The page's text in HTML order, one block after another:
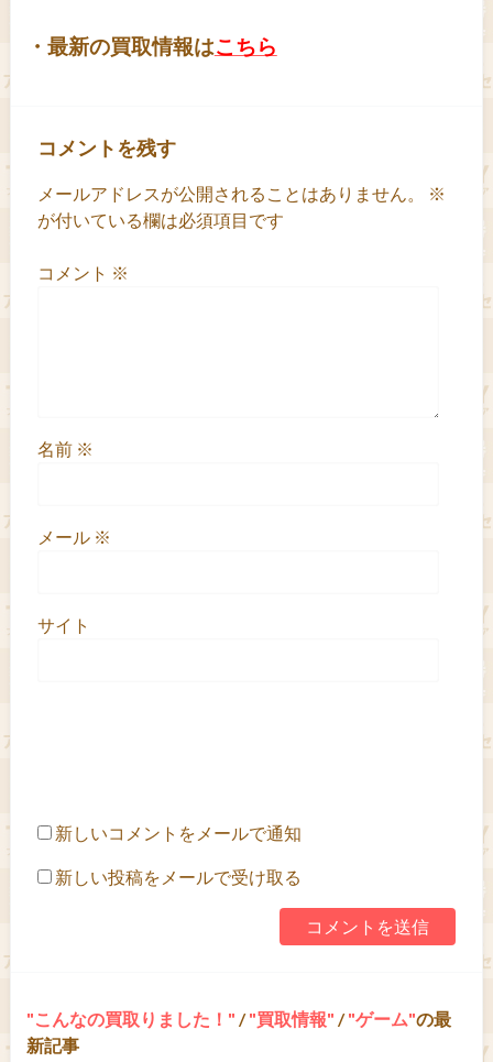
・最新の買取情報はこちら
コメントを残す
メールアドレスが公開されることはありません。
※
が付いている欄は必須項目です
コメント ※
名前 ※
メール ※
サイト
新しいコメントをメールで通知
新しい投稿をメールで受け取る
こんなの買取りました！ / 買取情報 / ゲーム の最
新記事